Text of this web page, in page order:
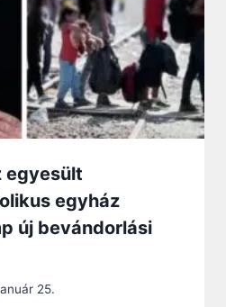
egyesült
egyház
új bevándorlási
25.